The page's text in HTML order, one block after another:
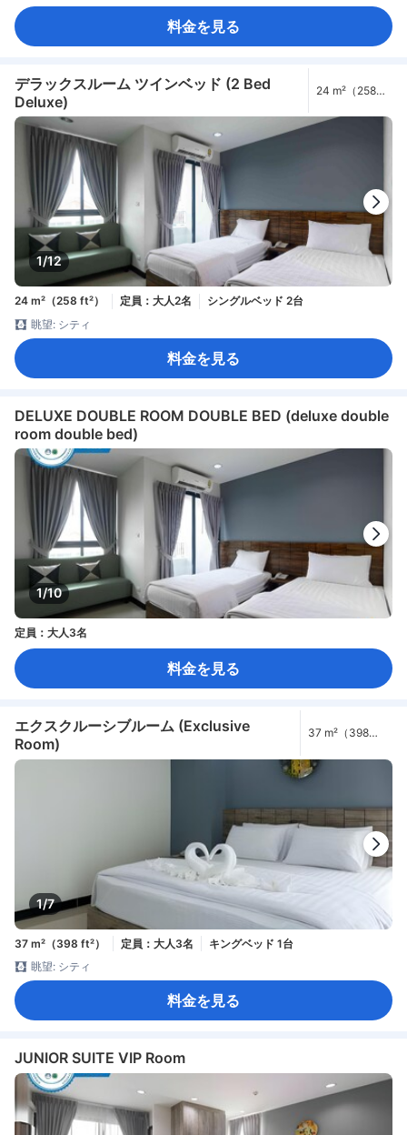
料金を見る
デラックスルーム ツインベッド (2 Bed
Deluxe)
24 m²（258
1/12
24 m²（258 ft²） 定員：大人2名
シングルベッド 2台
眺望: シティ
料金を見る
DELUXE DOUBLE ROOM DOUBLE BED (deluxe double
room double bed)
1/10
定員：大人3名
料金を見る
エクスクルーシブルーム (Exclusive
Room)
37 m²（398
1/7
37 m²（398 ft²） 定員：大人3名
キングベッド 1台
眺望: シティ
料金を見る
JUNIOR SUITE VIP Room